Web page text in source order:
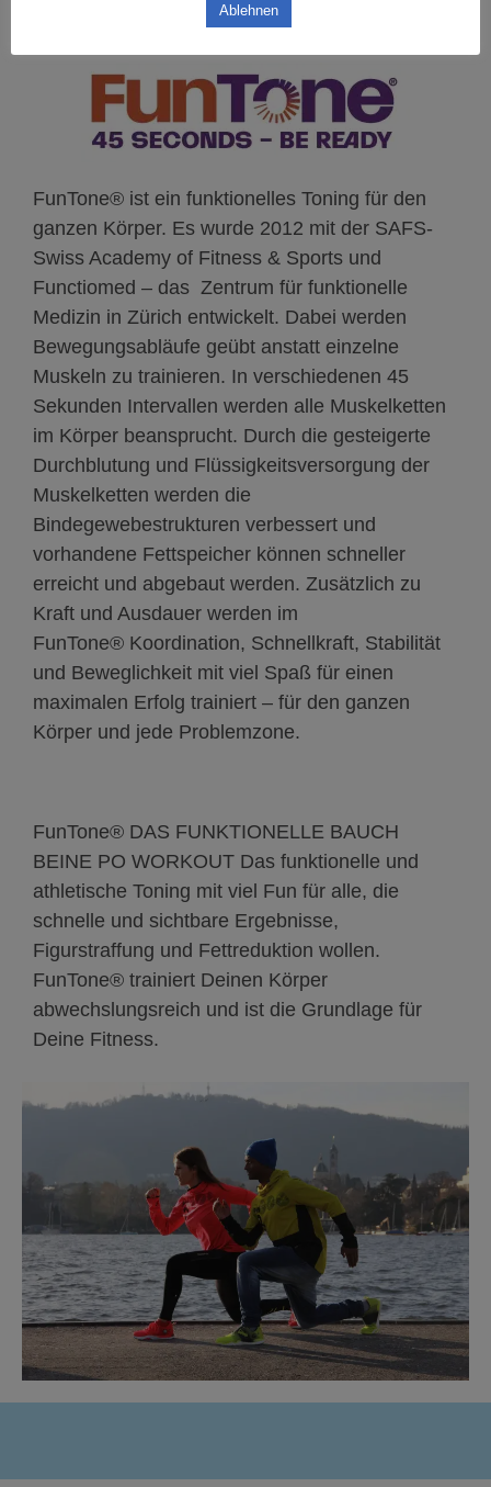
FunTone® ist ein funktionelles Toning für den
ganzen Körper. Es wurde 2012 mit der SAFS-
Swiss Academy of Fitness & Sports und
Functiomed – das Zentrum für funktionelle
Medizin in Zürich entwickelt. Dabei werden
Bewegungsabläufe geübt anstatt einzelne
Muskeln zu trainieren. In verschiedenen 45
Sekunden Intervallen werden alle Muskelketten
im Körper beansprucht. Durch die gesteigerte
Durchblutung und Flüssigkeitsversorgung der
Muskelketten werden die
Bindegewebestrukturen verbessert und
vorhandene Fettspeicher können schneller
erreicht und abgebaut werden. Zusätzlich zu
Kraft und Ausdauer werden im
FunTone® Koordination, Schnellkraft, Stabilität
und Beweglichkeit mit viel Spaß für einen
maximalen Erfolg trainiert – für den ganzen
Körper und jede Problemzone.
FunTone® DAS FUNKTIONELLE BAUCH
BEINE PO WORKOUT Das funktionelle und
athletische Toning mit viel Fun für alle, die
schnelle und sichtbare Ergebnisse,
Figurstraffung und Fettreduktion wollen.
FunTone® trainiert Deinen Körper
abwechslungsreich und ist die Grundlage für
Deine Fitness.
Ablehnen